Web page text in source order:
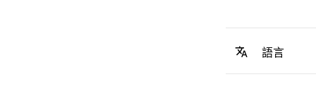
語言